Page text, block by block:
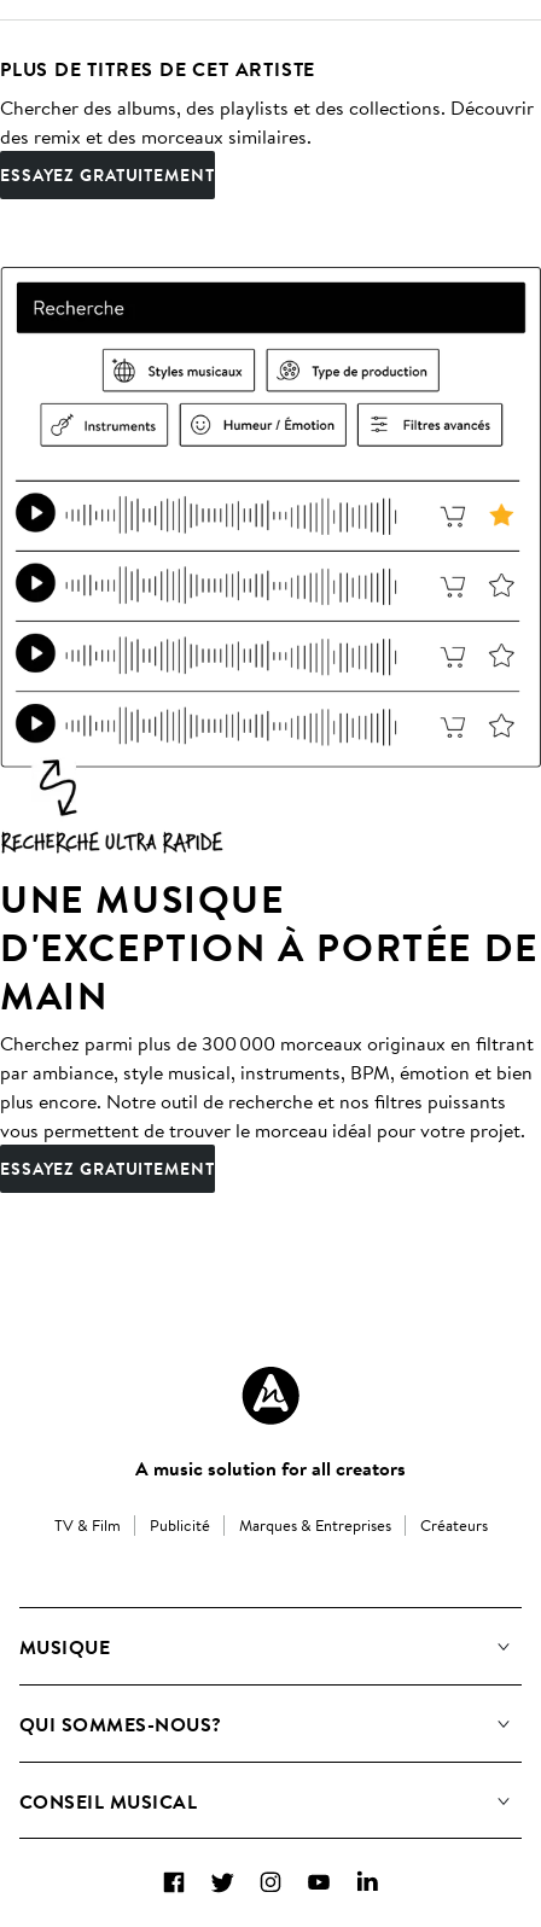
PLUS DE TITRES DE CET ARTISTE
Chercher des albums, des playlists et des collections. Découvrir
des remix et des morceaux similaires.
ESSAYEZ GRATUITEMENT
UNE MUSIQUE
D'EXCEPTION À PORTÉE DE
MAIN
Cherchez parmi plus de 300 000 morceaux originaux en filtrant
par ambiance, style musical, instruments, BPM, émotion et bien
plus encore. Notre outil de recherche et nos filtres puissants
vous permettent de trouver le morceau idéal pour votre projet.
ESSAYEZ GRATUITEMENT
A music solution for all creators
TV & Film Publicité Marques & Entreprises Créateurs
MUSIQUE
Rechercher
QUI SOMMES-NOUS?
Comment nous utilisons l’IA
CONSEIL MUSICAL
FacebookTwitterInstagramYouTubeLinkedIn